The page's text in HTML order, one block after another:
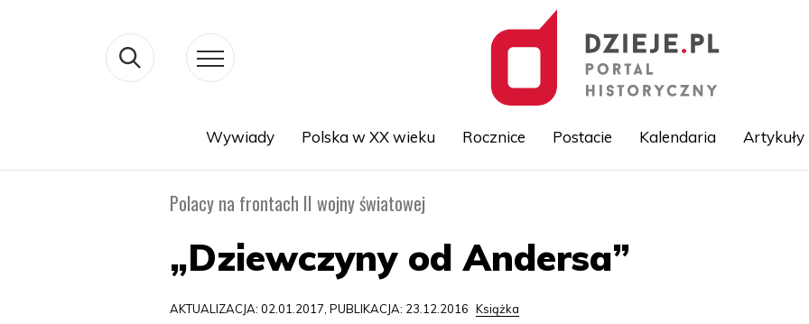
Wywiady Polska w XX wieku Rocznice Postacie Kalendaria Artykuły
Polacy na frontach II wojny światowej
„Dziewczyny od Andersa”
AKTUALIZACJA: 02.01.2017, PUBLIKACJA: 23.12.2016 Książka